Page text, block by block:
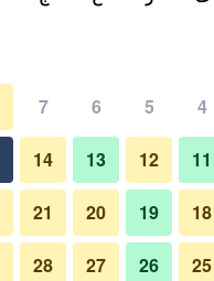
في الليلة
﷼ عرض الصفقة
﷼ عرض الصفقة
4
5
6
7
11
12
13
14
18
19
20
21
25
26
27
28